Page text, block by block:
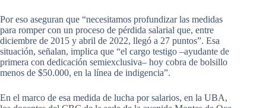
Por eso aseguran que “necesitamos profundizar las medidas
para romper con un proceso de pérdida salarial que, entre
diciembre de 2015 y abril de 2022, llegó a 27 puntos”. Esa
situación, señalan, implica que “el cargo testigo –ayudante de
primera con dedicación semiexclusiva– hoy cobra de bolsillo
menos de $50.000, en la línea de indigencia”.
En el marco de esa medida de lucha por salarios, en la UBA,